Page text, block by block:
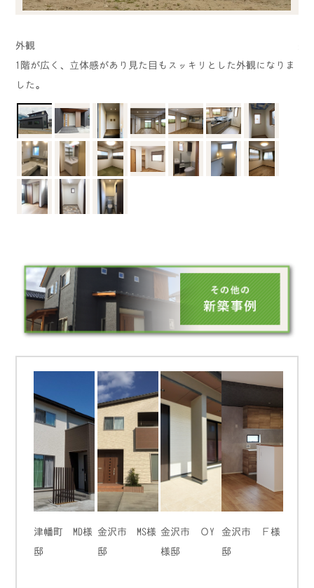
外観
1階が広く、立体感があり見た目もスッキリとした外観になりま
した。
津幡町 MD様
邸
金沢市 MS様
邸
金沢市 ＯY
様邸
金沢市 Ｆ様
邸